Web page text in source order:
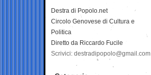
Destra di Popolo.net
Circolo Genovese di Cultura e
Politica
Diretto da Riccardo Fucile
Scrivici: destradipopolo@gmail.com